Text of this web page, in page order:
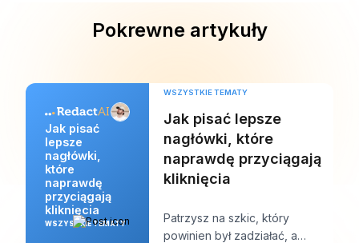
Pokrewne artykuły
Jak pisać
lepsze
nagłówki,
które
naprawdę
przyciągają
kliknięcia
WSZYSTKIE TEMATY
WSZYSTKIE TEMATY
Jak pisać lepsze
nagłówki, które
naprawdę przyciągają
kliknięcia
Patrzysz na szkic, który
powinien był zadziałać, a